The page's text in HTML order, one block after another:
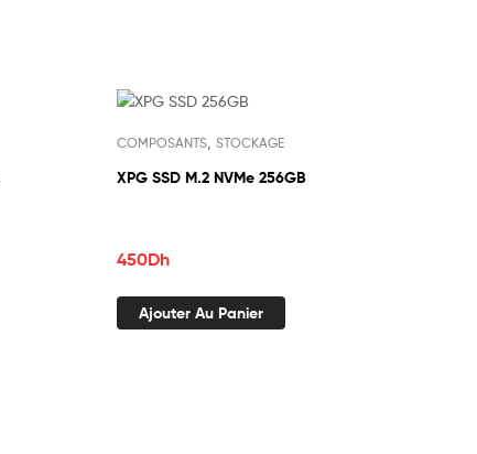
COMPOSANTS STOCKAGE
XPG SSD M.2 NVMe 256GB
450Dh
Ajouter Au Panier